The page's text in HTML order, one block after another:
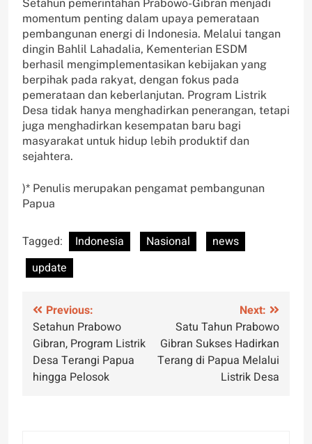
Setahun pemerintahan Prabowo-Gibran menjadi
momentum penting dalam upaya pemerataan
pembangunan energi di Indonesia. Melalui tangan
dingin Bahlil Lahadalia, Kementerian ESDM
berhasil mengimplementasikan kebijakan yang
berpihak pada rakyat, dengan fokus pada
pemerataan dan keberlanjutan. Program Listrik
Desa tidak hanya menghadirkan penerangan, tetapi
juga menghadirkan kesempatan baru bagi
masyarakat untuk hidup lebih produktif dan
sejahtera.
)* Penulis merupakan pengamat pembangunan
Papua
Tagged: Indonesia Nasional
news
update
Post
navigation
Previous:
Setahun Prabowo
Gibran, Program Listrik
Desa Terangi Papua
hingga Pelosok
Next:
Satu Tahun Prabowo
Gibran Sukses Hadirkan
Terang di Papua Melalui
Listrik Desa